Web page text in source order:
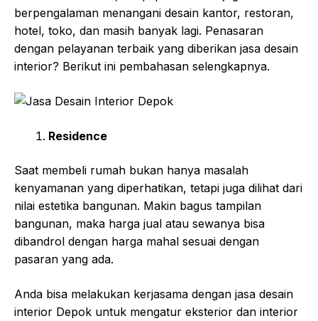
berpengalaman menangani desain kantor, restoran,
hotel, toko, dan masih banyak lagi. Penasaran
dengan pelayanan terbaik yang diberikan jasa desain
interior? Berikut ini pembahasan selengkapnya.
Residence
Saat membeli rumah bukan hanya masalah
kenyamanan yang diperhatikan, tetapi juga dilihat dari
nilai estetika bangunan. Makin bagus tampilan
bangunan, maka harga jual atau sewanya bisa
dibandrol dengan harga mahal sesuai dengan
pasaran yang ada.
Anda bisa melakukan kerjasama dengan jasa desain
interior Depok untuk mengatur eksterior dan interior